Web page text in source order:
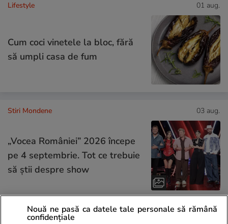
Lifestyle 01 aug.
Cum coci vinetele la bloc, fără
să umpli casa de fum
Stiri Mondene 03 aug.
„Vocea României” 2026 începe
pe 4 septembrie. Tot ce trebuie
să știi despre show
Știri România
Nouă ne pasă ca datele tale personale să rămână
confidențiale